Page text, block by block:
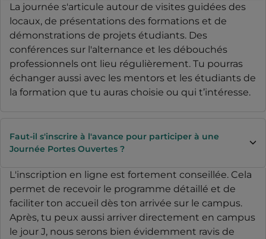
La journée s'articule autour de visites guidées des
locaux, de présentations des formations et de
démonstrations de projets étudiants. Des
conférences sur l'alternance et les débouchés
professionnels ont lieu régulièrement. Tu pourras
échanger aussi avec les mentors et les étudiants de
la formation que tu auras choisie ou qui t’intéresse.
Faut-il s'inscrire à l'avance pour participer à une
Journée Portes Ouvertes ?
L'inscription en ligne est fortement conseillée. Cela
permet de recevoir le programme détaillé et de
faciliter ton accueil dès ton arrivée sur le campus.
Après, tu peux aussi arriver directement en campus
le jour J, nous serons bien évidemment ravis de